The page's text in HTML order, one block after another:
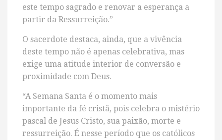
este tempo sagrado e renovar a esperança a
partir da Ressurreição.”
O sacerdote destaca, ainda, que a vivência
deste tempo não é apenas celebrativa, mas
exige uma atitude interior de conversão e
proximidade com Deus.
“A Semana Santa é o momento mais
importante da fé cristã, pois celebra o mistério
pascal de Jesus Cristo, sua paixão, morte e
ressurreição. É nesse período que os católicos